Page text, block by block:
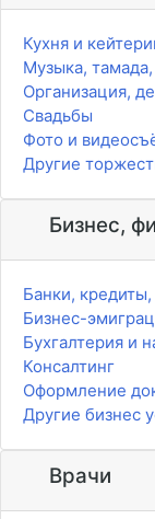
Кухня и
Музыка,
Организация,
Свадьбы
Фото и
Другие
Бизнес,
Банки,
Бизнес-
Бухгалтерия и
Консалтинг
Оформление
Другие бизнес
Врачи